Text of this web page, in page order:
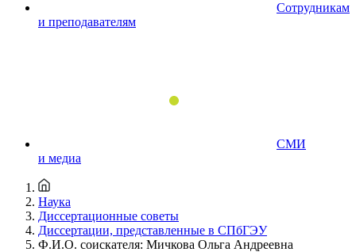
Сотрудникам
и преподавателям
СМИ
и медиа
Наука
Диссертационные советы
Диссертации, представленные в СПбГЭУ
Ф.И.О. соискателя: Мичкова Ольга Андреевна